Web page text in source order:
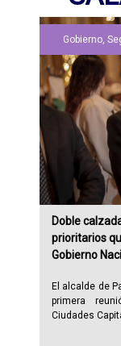
Gobierno,
Doble
prioritarios
Gobierno
El alcalde de
primera
Ciudades